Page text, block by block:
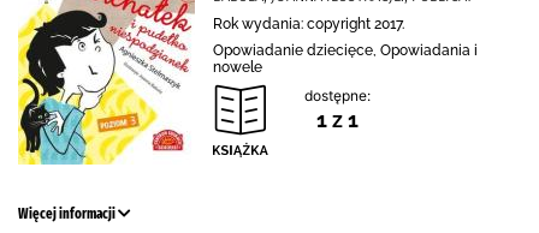
Rok wydania: copyright 2017.
Opowiadanie dziecięce, Opowiadania i
nowele
dostępne:
1 z 1
Więcej informacji